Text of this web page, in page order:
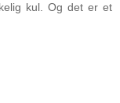
kul. Og det er et